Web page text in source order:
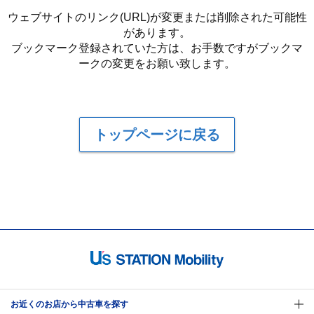
ウェブサイトのリンク(URL)が変更または削除された可能性
があります。
ブックマーク登録されていた方は、お手数ですがブックマ
ークの変更をお願い致します。
トップページに戻る
お近くのお店から中古車を探す